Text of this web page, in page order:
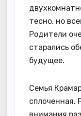
тесно, но
Родители
старались
будущее.
Семья
сплоченная.
внимания